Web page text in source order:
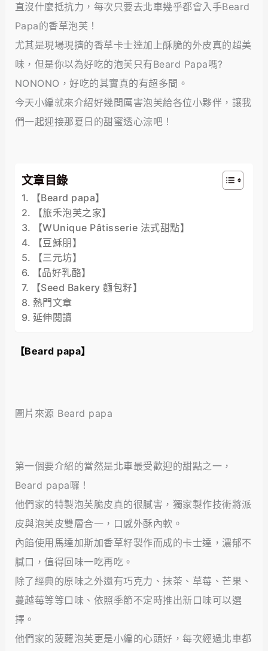
直沒什麼抵抗力，每次只要去北車幾乎都會入手Beard
Papa的香草泡芙！
尤其是現場現擠的香草卡士達加上酥脆的外皮真的超美
味，但是你以為好吃的泡芙只有Beard Papa嗎?
NONONO，好吃的其實真的有超多間。
今天小編就來介紹好幾間厲害泡芙給各位小夥伴，讓我
們一起迎接那夏日的甜蜜透心涼吧！
文章目錄
【Beard papa】
【旅禾泡芙之家】
【WUnique Pâtisserie 法式甜點】
【豆穌朋】
【三元坊】
【品好乳酪】
【Seed Bakery 麵包籽】
熱門文章
延伸閱讀
【Beard papa】
圖片來源 Beard papa
第一個要介紹的當然是北車最受歡迎的甜點之一，
Beard papa囉！
他們家的特製泡芙脆皮真的很膩害，獨家製作技術將派
皮與泡芙皮雙層合一，口感外酥內軟。
內餡使用馬達加斯加香草籽製作而成的卡士達，濃郁不
膩口，值得回味一吃再吃。
除了經典的原味之外還有巧克力、抹茶、草莓、芒果、
蔓越莓等等口味、依照季節不定時推出新口味可以選
擇。
他們家的菠蘿泡芙更是小編的心頭好，每次經過北車都